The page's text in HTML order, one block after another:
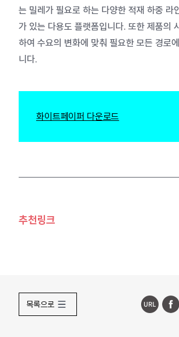
는 밀레가 필요로 하는 다양한 적재 하중 라
가 있는 다용도 플랫폼입니다. 또한 제품의
하여 수요의 변화에 맞춰 필요한 모든 경로
니다.
화이트페이퍼 다운로드
추천링크
목록으로